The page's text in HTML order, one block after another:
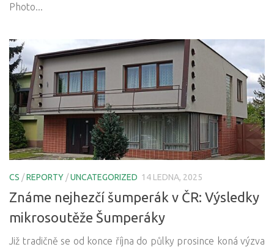
Photo...
CS /REPORTY /UNCATEGORIZED 14 LEDNA, 2025
Známe nejhezčí šumperák v ČR: Výsledky
mikrosoutěže Šumperáky
Již tradičně se od konce října do půlky prosince koná výzva